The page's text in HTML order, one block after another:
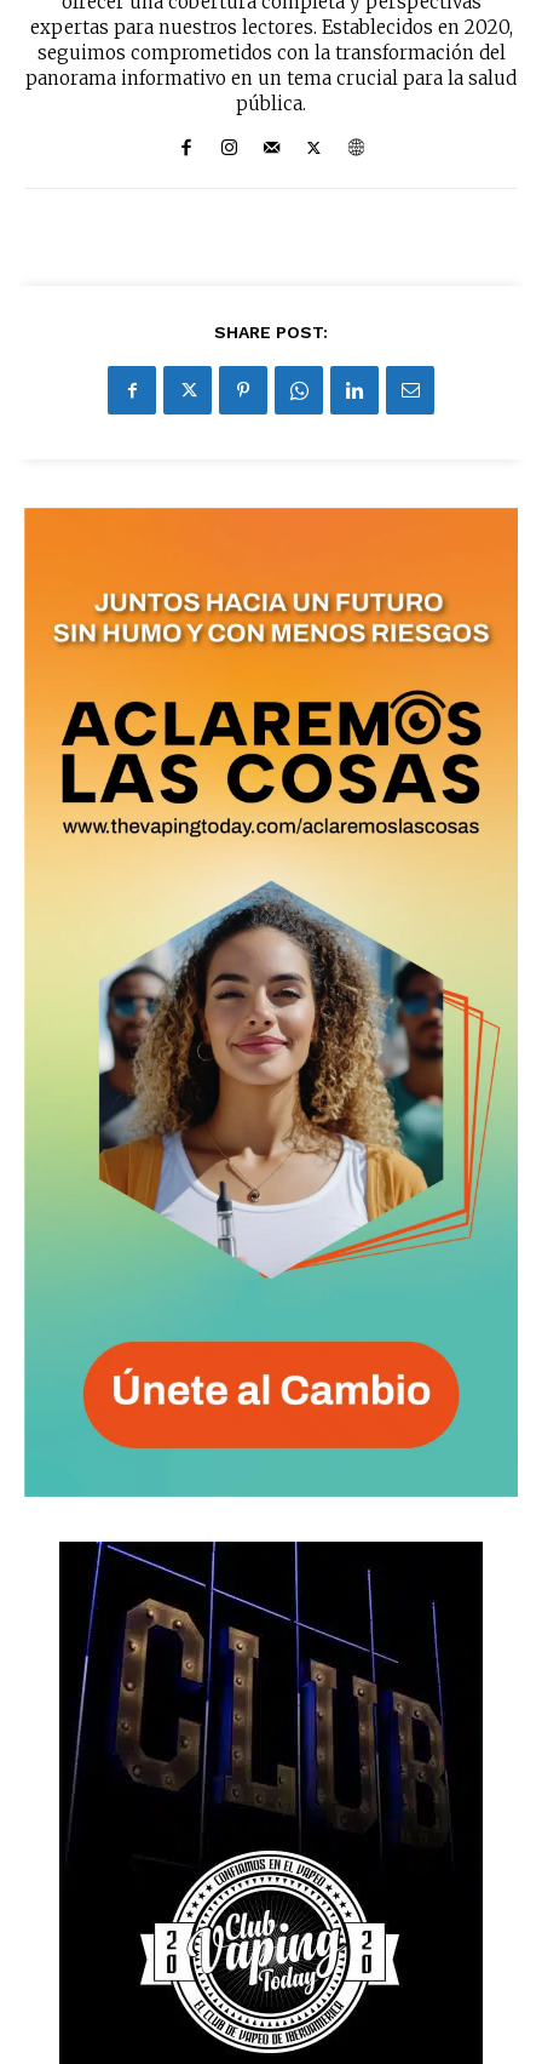
expertas para nuestros lectores. Establecidos en 2020,
seguimos comprometidos con la transformación del
panorama informativo en un tema crucial para la salud
pública.
SHARE POST: